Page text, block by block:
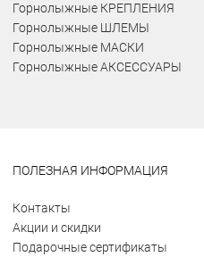
Горнолыжные КРЕПЛЕНИЯ
Горнолыжные ШЛЕМЫ
Горнолыжные МАСКИ
Горнолыжные АКСЕССУАРЫ
ПОЛЕЗНАЯ ИНФОРМАЦИЯ
Контакты
Акции и скидки
Подарочные сертификаты